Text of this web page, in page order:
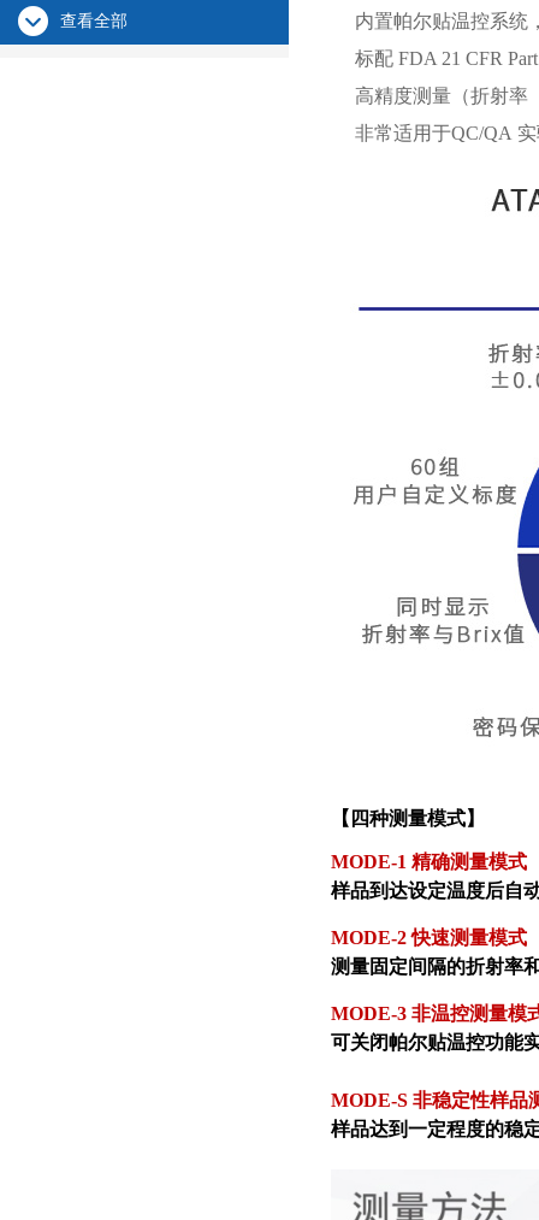
查看全部
内置帕尔贴温控系统
标配 FDA 21 CFR
高精度测量（折射率
非常适用于QC/QA
【四种测量模式】
MODE-1 精确测量模式
样品到达设定温度后自
MODE-2 快速测量模式
测量固定间隔的折射率
MODE-3 非温控测量模
可关闭帕尔贴温控功能
MODE-S 非稳定性样品
样品达到一定程度的稳